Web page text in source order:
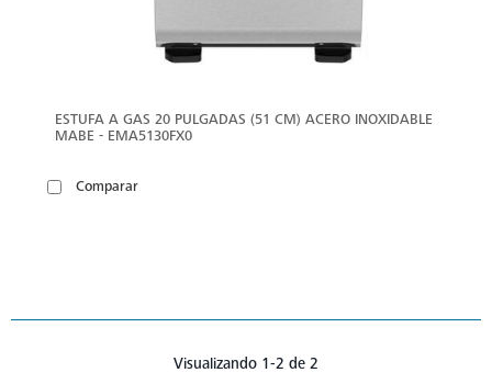
ESTUFA A GAS 20 PULGADAS (51 CM) ACERO INOXIDABLE
MABE - EMA5130FX0
Comparar
Visualizando 1-2 de 2